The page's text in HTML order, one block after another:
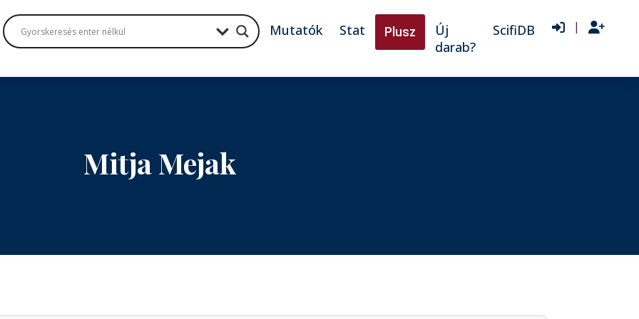
Mutatók Stat Plusz
Új
darab?
ScifiDB |
Mitja Mejak